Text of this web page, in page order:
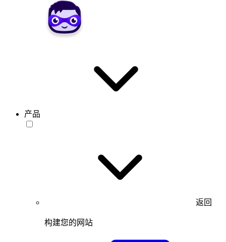
产品
返回
构建您的网站